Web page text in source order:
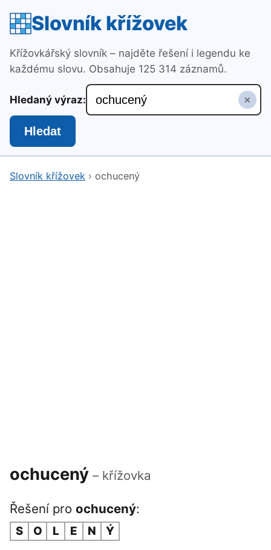
Slovník křížovek
Křížovkářský slovník – najděte řešení i legendu ke
každému slovu. Obsahuje 125 314 záznamů.
Hledaný výraz: ×
Hledat
Slovník křížovek › ochucený
ochucený – křížovka
Řešení pro ochucený:
S O L E N Ý